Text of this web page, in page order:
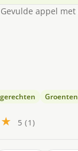
Gevulde appel
Groenten
5 (1)